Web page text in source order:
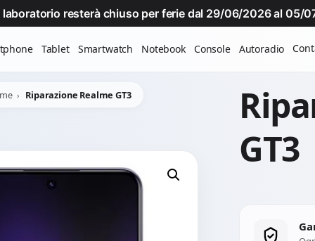
laboratorio resterà chiuso per ferie dal 29/06/2026 al 05/
Tablet Smartwatch Notebook Console Autoradio
Riparazione Realme GT3
GT3